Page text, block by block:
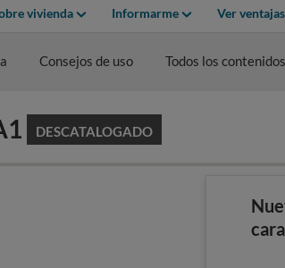
vivienda Informarme Ver
Consejos de uso Todos los contenidos
DESCATALOGADO